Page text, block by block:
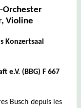
Orchester
Violine
Konzertsaal
e.V. (BBG) F 667
Busch depuis les